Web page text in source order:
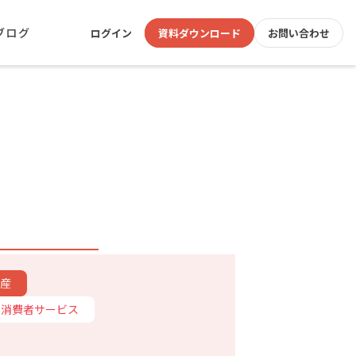
ログ ログイン 資料ダウンロード お問い合わせ
消費者サービス